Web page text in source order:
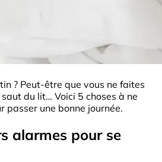
? Peut-être que vous ne faites
du lit… Voici 5 choses à ne
passer une bonne journée.
alarmes pour se